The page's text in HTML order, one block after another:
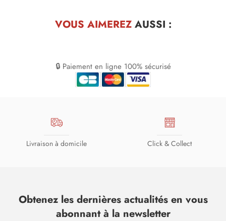
VOUS AIMEREZAUSSI :
🔒 Paiement en ligne 100% sécurisé
Livraison à domicile Click & Collect
Obtenez les dernières actualités en vous
abonnant à la newsletter